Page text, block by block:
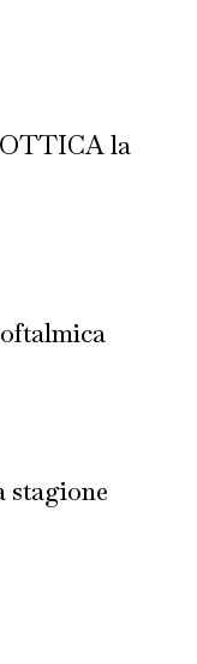
la
stagione